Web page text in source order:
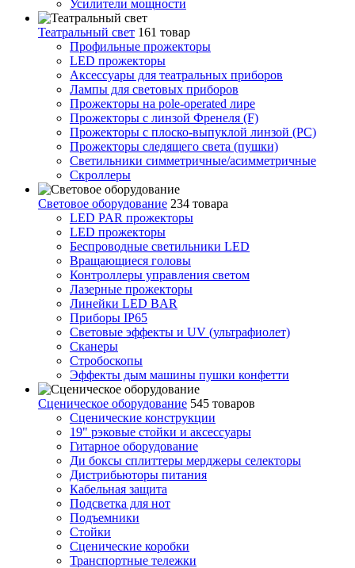
Усилители мощности
Театральный свет 161 товар
Профильные прожекторы
LED прожекторы
Аксессуары для театральных приборов
Лампы для световых приборов
Прожекторы на pole-operated лире
Прожекторы с линзой Френеля (F)
Прожекторы с плоско-выпуклой линзой (PC)
Прожекторы следящего света (пушки)
Светильники симметричные/асимметричные
Скроллеры
Световое оборудование 234 товара
LED PAR прожекторы
LED прожекторы
Беспроводные светильники LED
Вращающиеся головы
Контроллеры управления светом
Лазерные прожекторы
Линейки LED BAR
Приборы IP65
Световые эффекты и UV (ультрафиолет)
Сканеры
Стробоскопы
Эффекты дым машины пушки конфетти
Сценическое оборудование 545 товаров
Сценические конструкции
19" рэковые стойки и аксесcуары
Гитарное оборудование
Ди боксы сплиттеры мерджеры селекторы
Дистрибьюторы питания
Кабельная защита
Подсветка для нот
Подъемники
Стойки
Сценические коробки
Транспортные тележки